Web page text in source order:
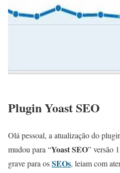
Plugin Yoast SEO
Olá pessoal, a atualização do
mudou para “Yoast SEO” versão
grave para osSEOs, leiam com